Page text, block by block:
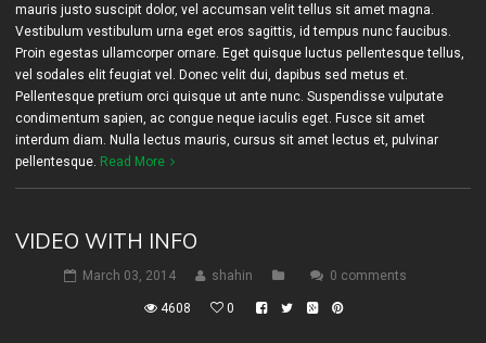
mauris justo suscipit dolor, vel accumsan velit tellus sit amet magna.
Vestibulum vestibulum urna eget eros sagittis, id tempus nunc faucibus.
Proin egestas ullamcorper ornare. Eget quisque luctus pellentesque tellus,
vel sodales elit feugiat vel. Donec velit dui, dapibus sed metus et.
Pellentesque pretium orci quisque ut ante nunc. Suspendisse vulputate
condimentum sapien, ac congue neque iaculis eget. Fusce sit amet
interdum diam. Nulla lectus mauris, cursus sit amet lectus et, pulvinar
pellentesque. Read More
VIDEO WITH INFO
March 03, 2014 shahin 0 comments
4608 0